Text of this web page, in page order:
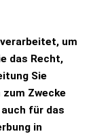
um
das Recht,
Sie
Zwecke
für das
in